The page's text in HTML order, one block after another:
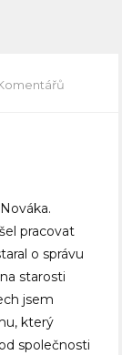
pracovat
o správu
starosti
jsem
který
společnosti